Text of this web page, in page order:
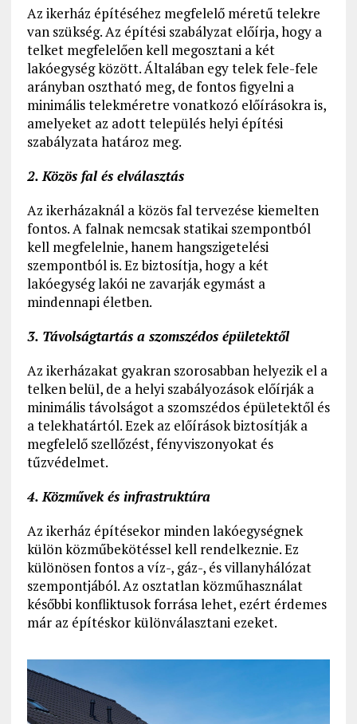
Az ikerház építéséhez megfelelő méretű telekre
van szükség. Az építési szabályzat előírja, hogy a
telket megfelelően kell megosztani a két
lakóegység között. Általában egy telek fele-fele
arányban osztható meg, de fontos figyelni a
minimális telekméretre vonatkozó előírásokra is,
amelyeket az adott település helyi építési
szabályzata határoz meg.
2. Közös fal és elválasztás
Az ikerházaknál a közös fal tervezése kiemelten
fontos. A falnak nemcsak statikai szempontból
kell megfelelnie, hanem hangszigetelési
szempontból is. Ez biztosítja, hogy a két
lakóegység lakói ne zavarják egymást a
mindennapi életben.
3. Távolságtartás a szomszédos épületektől
Az ikerházakat gyakran szorosabban helyezik el a
telken belül, de a helyi szabályozások előírják a
minimális távolságot a szomszédos épületektől és
a telekhatártól. Ezek az előírások biztosítják a
megfelelő szellőzést, fényviszonyokat és
tűzvédelmet.
4. Közművek és infrastruktúra
Az ikerház építésekor minden lakóegységnek
külön közműbekötéssel kell rendelkeznie. Ez
különösen fontos a víz-, gáz-, és villanyhálózat
szempontjából. Az osztatlan közműhasználat
későbbi konfliktusok forrása lehet, ezért érdemes
már az építéskor különválasztani ezeket.